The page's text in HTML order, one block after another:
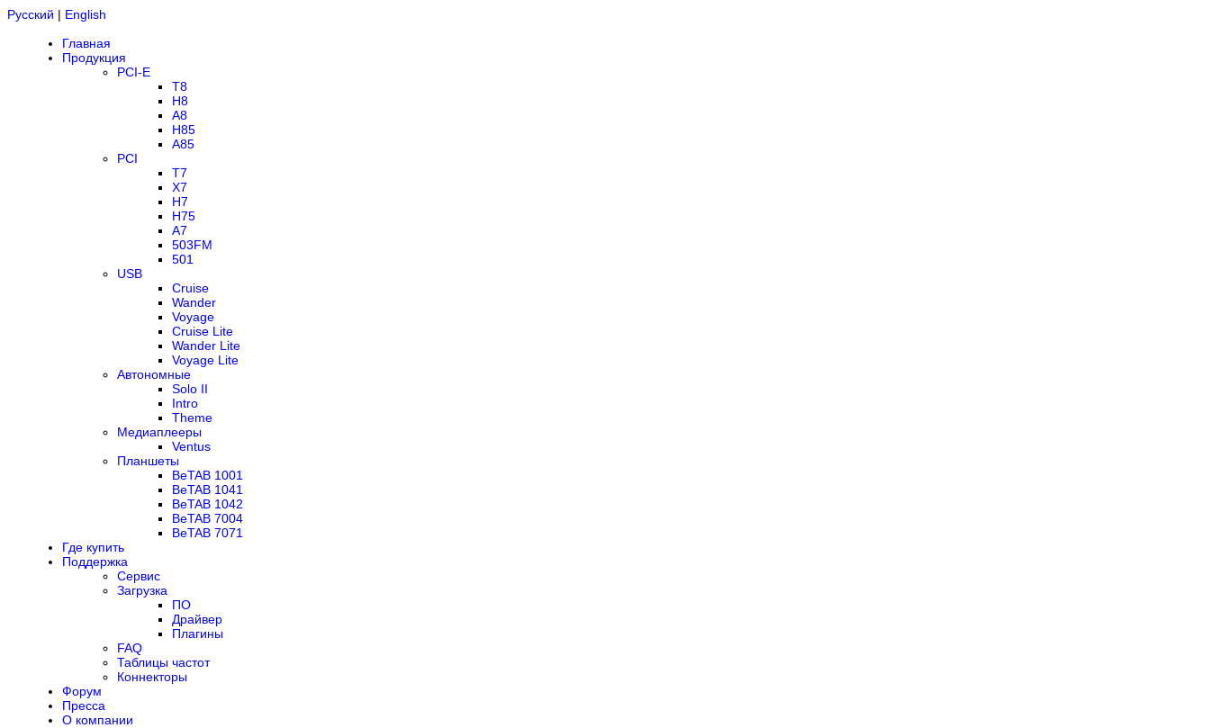
Русский | English
Главная
Продукция
PCI-E
T8
H8
A8
H85
A85
PCI
T7
X7
H7
H75
A7
503FM
501
USB
Cruise
Wander
Voyage
Cruise Lite
Wander Lite
Voyage Lite
Автономные
Solo II
Intro
Theme
Медиаплееры
Ventus
Планшеты
BeTAB 1001
BeTAB 1041
BeTAB 1042
BeTAB 7004
BeTAB 7071
Где купить
Поддержка
Сервис
Загрузка
ПО
Драйвер
Плагины
FAQ
Таблицы частот
Коннекторы
Форум
Пресса
О компании